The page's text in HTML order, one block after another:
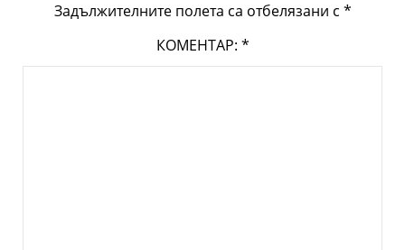
Задължителните полета са отбелязани с *
КОМЕНТАР: *